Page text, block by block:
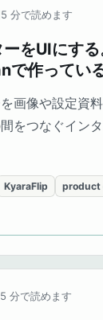
5 分で読めます
ーをUIにす
で作ってい
画像や設定資
をつなぐイン
KyaraFlip product
5 分で読めます